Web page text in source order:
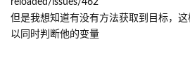
但是我想知道有没有方法获取到目标，这
以同时判断他的变量